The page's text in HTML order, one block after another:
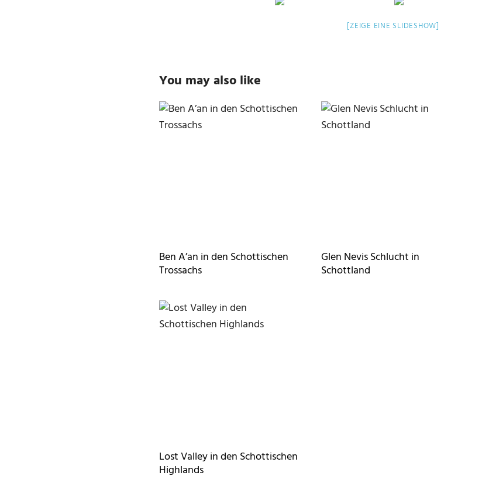
[ZEIGE EINE SLIDESHOW]
You may also like
Ben A’an in den Schottischen
Trossachs
Glen Nevis Schlucht in
Schottland
Lost Valley in den Schottischen
Highlands